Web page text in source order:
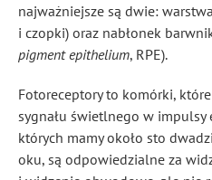
najważniejsze są dwie:
i czopki) oraz nabłonek
pigment epithelium, RPE).
Fotoreceptory to komórki,
sygnału świetlnego w impulsy
których mamy około sto
oku, są odpowiedzialne za